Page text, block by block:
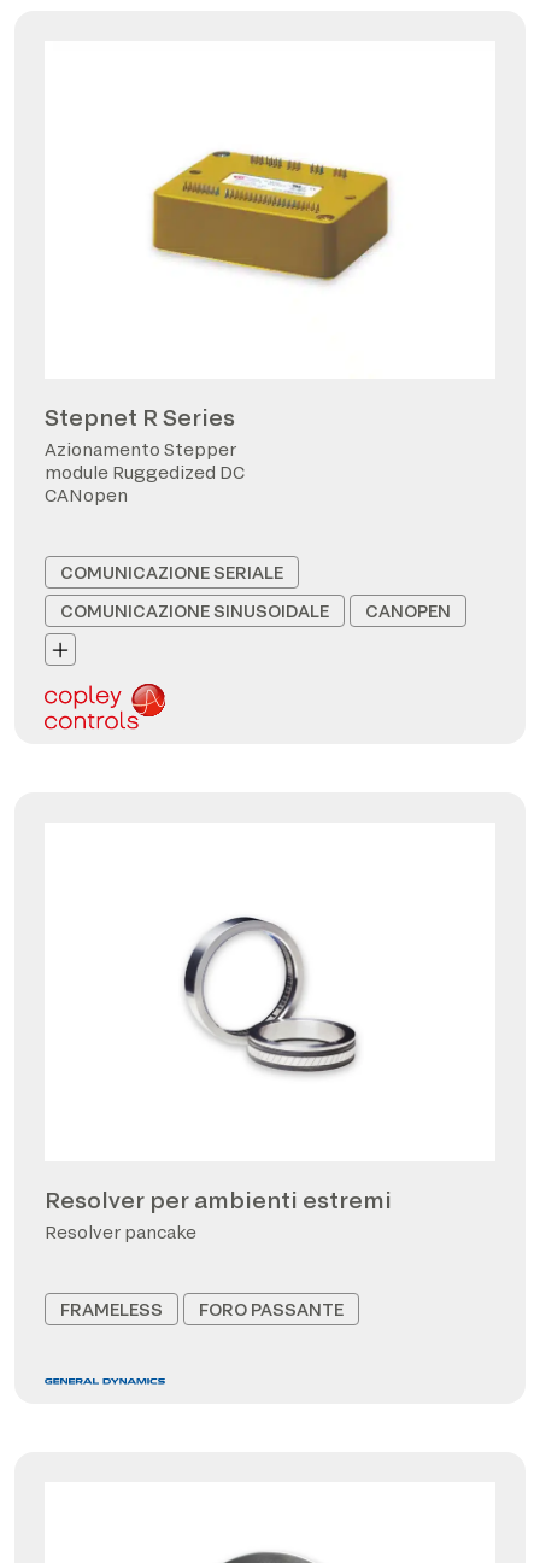
Stepnet R Series
Azionamento Stepper
module Ruggedized DC
CANopen
COMUNICAZIONE SERIALE
COMUNICAZIONE SINUSOIDALE
CANOPEN
Resolver per ambienti estremi
Resolver pancake
FRAMELESS FORO PASSANTE